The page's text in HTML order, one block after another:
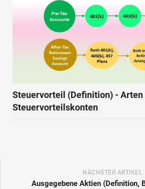
Steuervorteil (Definition) - Arten
Steuervorteilskonten
NÄCHSTER ARTIKEL
Ausgegebene Aktien (Definition,